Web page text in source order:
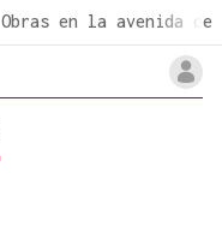
Obras en la avenida de